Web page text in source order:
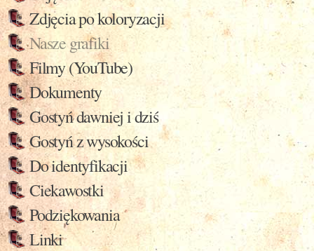
Zdjęcia po koloryzacji
Nasze grafiki
Filmy (YouTube)
Dokumenty
Gostyń dawniej i dziś
Gostyń z wysokości
Do identyfikacji
Ciekawostki
Podziękowania
Linki